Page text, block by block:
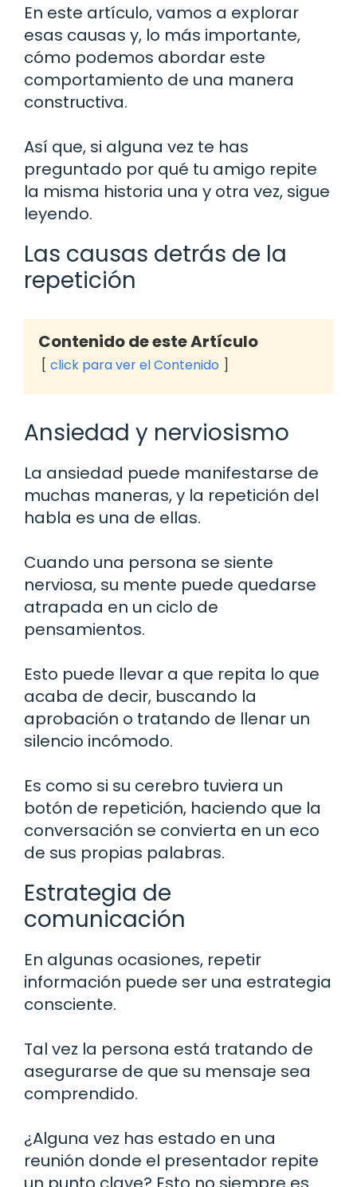
En este artículo, vamos a explorar
esas causas y, lo más importante,
cómo podemos abordar este
comportamiento de una manera
constructiva.
Así que, si alguna vez te has
preguntado por qué tu amigo repite
la misma historia una y otra vez, sigue
leyendo.
Las causas detrás de la
repetición
Contenido de este Artículo
click para ver el Contenido
Ansiedad y nerviosismo
La ansiedad puede manifestarse de
muchas maneras, y la repetición del
habla es una de ellas.
Cuando una persona se siente
nerviosa, su mente puede quedarse
atrapada en un ciclo de
pensamientos.
Esto puede llevar a que repita lo que
acaba de decir, buscando la
aprobación o tratando de llenar un
silencio incómodo.
Es como si su cerebro tuviera un
botón de repetición, haciendo que la
conversación se convierta en un eco
de sus propias palabras.
Estrategia de
comunicación
En algunas ocasiones, repetir
información puede ser una estrategia
consciente.
Tal vez la persona está tratando de
asegurarse de que su mensaje sea
comprendido.
¿Alguna vez has estado en una
reunión donde el presentador repite